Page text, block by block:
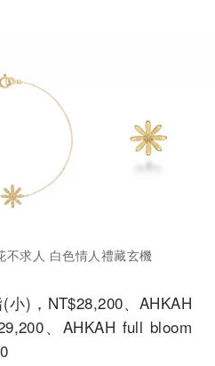
不求人 白色情人禮藏玄機
)，NT$28,200、AHKAH
、AHKAH full bloom